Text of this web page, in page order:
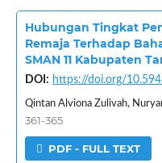
Hubungan Tingkat
Remaja Terhadap
SMAN 11 Kabupaten
DOI: https://doi.org/
Qintan Alviona Zulivah,
361-365
PDF - FULL TEXT